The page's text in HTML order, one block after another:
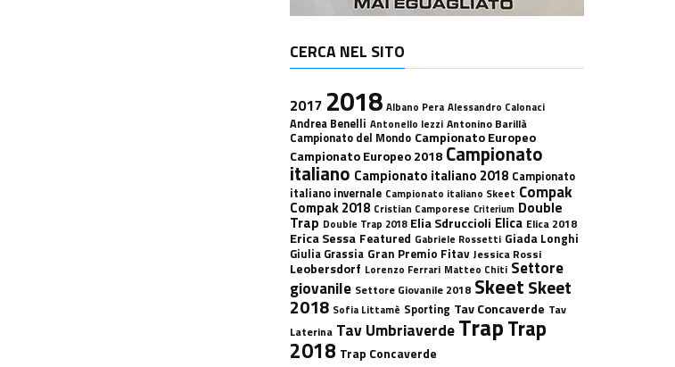
CERCA NEL SITO
2017 2018 Albano Pera Alessandro Calonaci
Andrea Benelli Antonello Iezzi Antonino Barillà
Campionato del Mondo Campionato Europeo
Campionato Europeo 2018 Campionato
italiano Campionato italiano 2018 Campionato
italiano invernale Campionato italiano Skeet Compak
Compak 2018 Cristian Camporese Criterium Double
Trap Double Trap 2018 Elia Sdruccioli Elica Elica 2018
Erica Sessa Featured Gabriele Rossetti Giada Longhi
Giulia Grassia Gran Premio Fitav Jessica Rossi
Leobersdorf Lorenzo Ferrari Matteo Chiti Settore
giovanile Settore Giovanile 2018 SkeetSkeet
2018 Sofia Littamè Sporting Tav Concaverde Tav
Laterina Tav UmbriaverdeTrapTrap
2018 Trap Concaverde